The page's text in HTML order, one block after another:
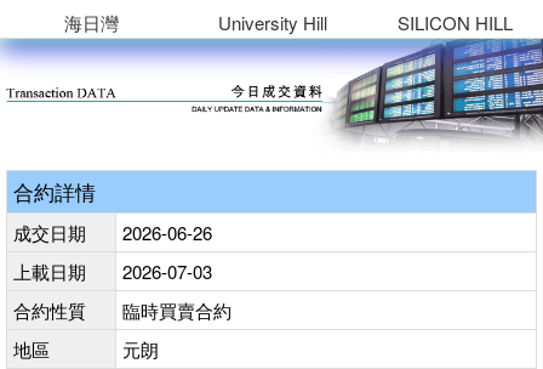
海日灣 University Hill SILICON HILL
合約詳情
成交日期
2026-06-26
上載日期
2026-07-03
合約性質
臨時買賣合約
地區
元朗